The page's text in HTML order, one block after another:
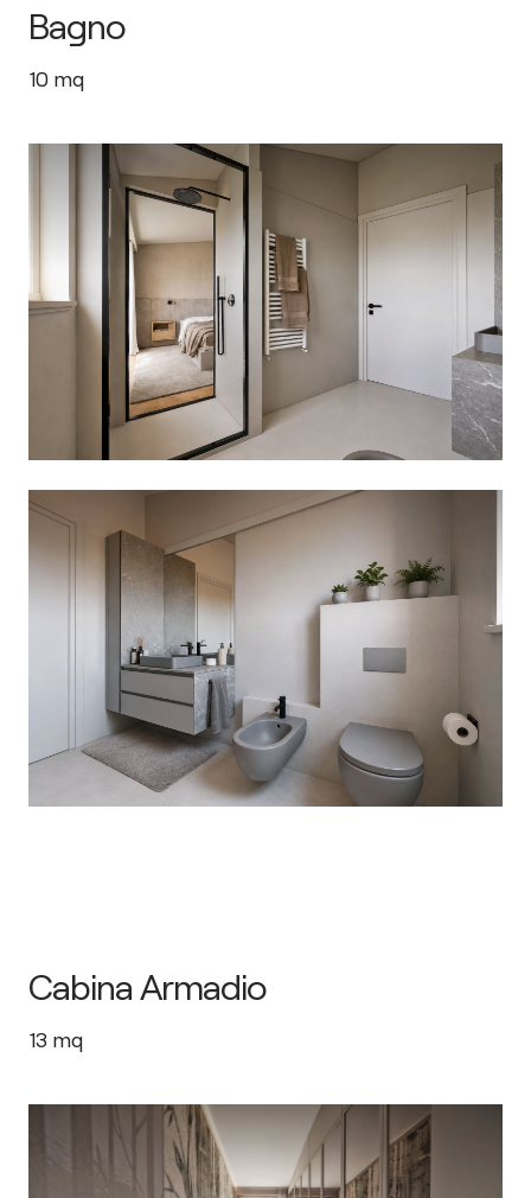
Bagno
10 mq
Cabina Armadio
13 mq